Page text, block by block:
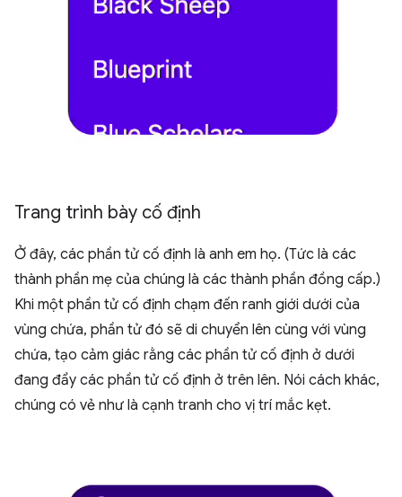
Trang trình bày cố định
Ở đây, các phần tử cố định là anh em họ. (Tức là các
thành phần mẹ của chúng là các thành phần đồng cấp.)
Khi một phần tử cố định chạm đến ranh giới dưới của
vùng chứa, phần tử đó sẽ di chuyển lên cùng với vùng
chứa, tạo cảm giác rằng các phần tử cố định ở dưới
đang đẩy các phần tử cố định ở trên lên. Nói cách khác,
chúng có vẻ như là cạnh tranh cho vị trí mắc kẹt.